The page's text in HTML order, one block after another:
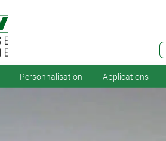
Personnalisation Applications